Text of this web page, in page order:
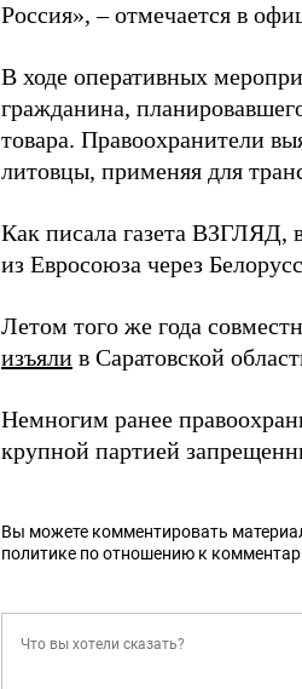
Россия», – отмечается в
В ходе оперативных
гражданина,
товара. Правоохранители
литовцы, применяя для
Как писала газета ВЗГЛЯД,
из Евросоюза через
Летом того же года
изъяли в Саратовской
Немногим ранее
крупной партией
Вы можете комментировать
политике по отношению к